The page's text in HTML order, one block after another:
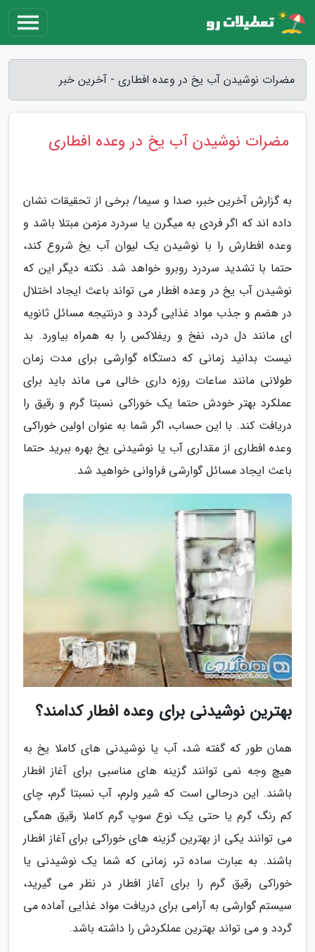
مضرات نوشیدن آب یخ در وعده افطاری - آخرین خبر
مضرات نوشیدن آب یخ در وعده افطاری
به گزارش آخرین خبر، صدا و سیما/ برخی از تحقیقات نشان
داده اند که اگر فردی به میگرن یا سردرد مزمن مبتلا باشد و
وعده افطارش را با نوشیدن یک لیوان آب یخ شروع کند،
حتما با تشدید سردرد روبرو خواهد شد. نکته دیگر این که
نوشیدن آب یخ در وعده افطار می تواند باعث ایجاد اختلال
در هضم و جذب مواد غذایی گردد و درنتیجه مسائل ثانویه
ای مانند دل درد، نفخ و ریفلاکس را به همراه بیاورد. بد
نیست بدانید زمانی که دستگاه گوارشی برای مدت زمان
طولانی مانند ساعات روزه داری خالی می ماند باید برای
عملکرد بهتر خودش حتما یک خوراکی نسبتا گرم و رقیق را
دریافت کند. با این حساب، اگر شما به عنوان اولین خوراکی
وعده افطاری از مقداری آب یا نوشیدنی یخ بهره ببرید حتما
باعث ایجاد مسائل گوارشی فراوانی خواهید شد.
بهترین نوشیدنی برای وعده افطار کدامند؟
همان طور که گفته شد، آب یا نوشیدنی های کاملا یخ به
هیچ وجه نمی توانند گزینه های مناسبی برای آغاز افطار
باشند. این درحالی است که شیر ولرم، آب نسبتا گرم، چای
کم رنگ گرم یا حتی یک نوع سوپ گرم کاملا رقیق همگی
می توانند یکی از بهترین گزینه های خوراکی برای آغاز افطار
باشند. به عبارت ساده تر، زمانی که شما یک نوشیدنی یا
خوراکی رقیق گرم را برای آغاز افطار در نظر می گیرید،
سیستم گوارشی به آرامی برای دریافت مواد غذایی آماده می
گردد و می تواند بهترین عملکردش را داشته باشد.